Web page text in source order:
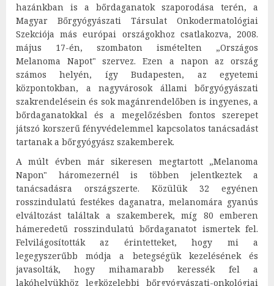
hazánkban is a bőrdaganatok szaporodása terén, a
Magyar Bőrgyógyászati Társulat Onkodermatológiai
Szekciója más európai országokhoz csatlakozva, 2008.
május 17-én, szombaton ismételten „Országos
Melanoma Napot" szervez. Ezen a napon az ország
számos helyén, így Budapesten, az egyetemi
központokban, a nagyvárosok állami bőrgyógyászati
szakrendelésein és sok magánrendelőben is ingyenes, a
bőrdaganatokkal és a megelőzésben fontos szerepet
játszó korszerű fényvédelemmel kapcsolatos tanácsadást
tartanak a bőrgyógyász szakemberek.
A múlt évben már sikeresen megtartott „Melanoma
Napon" háromezernél is többen jelentkeztek a
tanácsadásra országszerte. Közülük 32 egyénen
rosszindulatú festékes daganatra, melanomára gyanús
elváltozást találtak a szakemberek, míg 80 emberen
hámeredetű rosszindulatú bőrdaganatot ismertek fel.
Felvilágosították az érintetteket, hogy mi a
legegyszerűbb módja a betegségük kezelésének és
javasolták, hogy mihamarabb keressék fel a
lakóhelyükhöz legközelebbi bőrgyógyászati-onkológiai